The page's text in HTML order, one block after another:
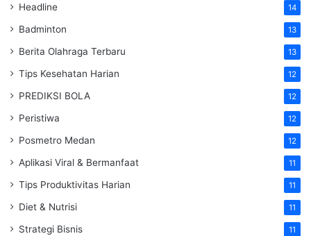
Headline 14
Badminton 13
Berita Olahraga Terbaru 13
Tips Kesehatan Harian 12
PREDIKSI BOLA 12
Peristiwa 12
Posmetro Medan 12
Aplikasi Viral & Bermanfaat 11
Tips Produktivitas Harian 11
Diet & Nutrisi 11
Strategi Bisnis 11